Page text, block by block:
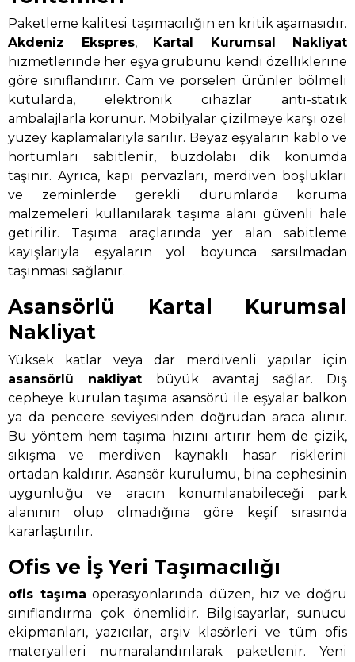
Paketleme kalitesi taşımacılığın en kritik aşamasıdır.
Akdeniz Ekspres,
Kartal Kurumsal Nakliyat
hizmetlerinde her eşya grubunu kendi özelliklerine
göre sınıflandırır. Cam ve porselen ürünler bölmeli
kutularda, elektronik cihazlar anti-statik
ambalajlarla korunur. Mobilyalar çizilmeye karşı özel
yüzey kaplamalarıyla sarılır. Beyaz eşyaların kablo ve
hortumları sabitlenir, buzdolabı dik konumda
taşınır. Ayrıca, kapı pervazları, merdiven boşlukları
ve zeminlerde gerekli durumlarda koruma
malzemeleri kullanılarak taşıma alanı güvenli hale
getirilir. Taşıma araçlarında yer alan sabitleme
kayışlarıyla eşyaların yol boyunca sarsılmadan
taşınması sağlanır.
Asansörlü Kartal Kurumsal
Nakliyat
Yüksek katlar veya dar merdivenli yapılar için
asansörlü nakliyat büyük avantaj sağlar. Dış
cepheye kurulan taşıma asansörü ile eşyalar balkon
ya da pencere seviyesinden doğrudan araca alınır.
Bu yöntem hem taşıma hızını artırır hem de çizik,
sıkışma ve merdiven kaynaklı hasar risklerini
ortadan kaldırır. Asansör kurulumu, bina cephesinin
uygunluğu ve aracın konumlanabileceği park
alanının olup olmadığına göre keşif sırasında
kararlaştırılır.
Ofis ve İş Yeri Taşımacılığı
ofis taşıma operasyonlarında düzen, hız ve doğru
sınıflandırma çok önemlidir. Bilgisayarlar, sunucu
ekipmanları, yazıcılar, arşiv klasörleri ve tüm ofis
materyalleri numaralandırılarak paketlenir. Yeni